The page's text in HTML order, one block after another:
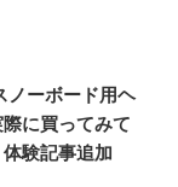
ノーボード用ヘ
に買ってみて
験記事追加